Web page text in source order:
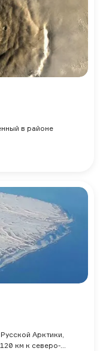
в районе
Арктики,
км к северо-